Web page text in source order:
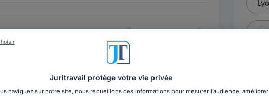
Juritravail protège votre vie privée
naviguez sur notre site, nous recueillons des informations pour mesurer l’audience, améliorer